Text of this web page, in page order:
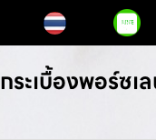
กระเบื้องพอร์ซเ